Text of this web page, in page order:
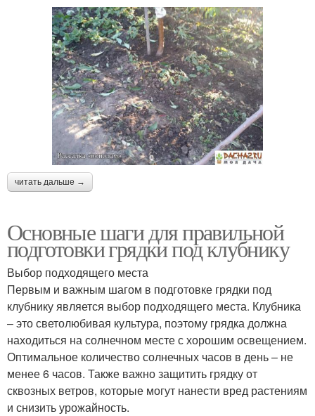
читать дальше →
Основные шаги для правильной
подготовки грядки под клубнику
Выбор подходящего места
Первым и важным шагом в подготовке грядки под
клубнику является выбор подходящего места. Клубника
– это светолюбивая культура, поэтому грядка должна
находиться на солнечном месте с хорошим освещением.
Оптимальное количество солнечных часов в день – не
менее 6 часов. Также важно защитить грядку от
сквозных ветров, которые могут нанести вред растениям
и снизить урожайность.